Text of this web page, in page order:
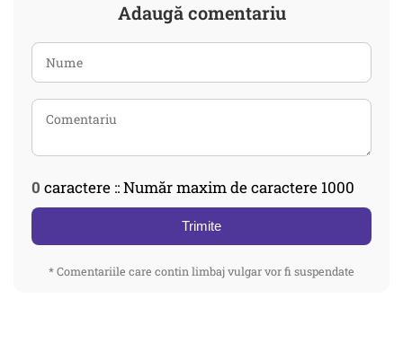
Adaugă comentariu
0 caractere :: Număr maxim de caractere 1000
Trimite
* Comentariile care contin limbaj vulgar vor fi suspendate